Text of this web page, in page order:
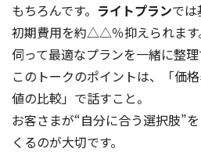
もちろんです。 ライトプランでは
初期費用を約△△％抑えられます
伺って最適なプランを一緒に整理
このトークのポイントは、「価
値の比較」で話すこと。
お客さまが“自分に合う選択肢”
くるのが大切です。